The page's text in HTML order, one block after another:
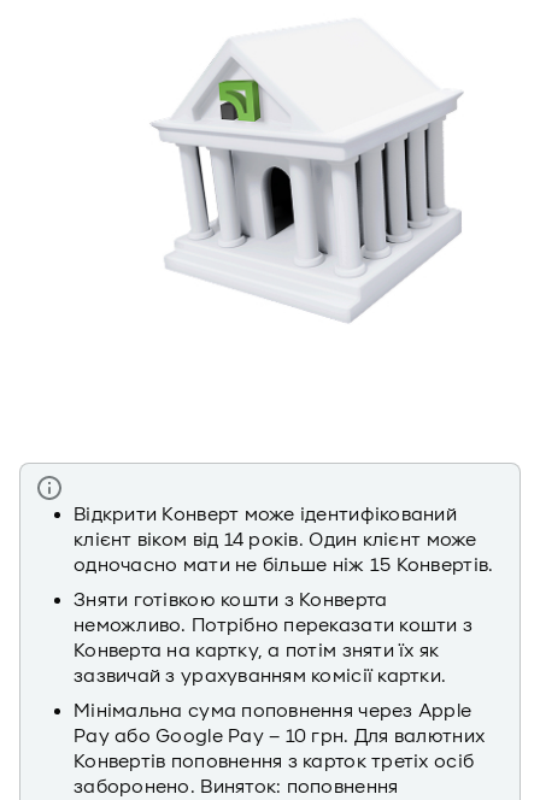
Відкрити Конверт може ідентифікований
клієнт віком від 14 років. Один клієнт може
одночасно мати не більше ніж 15 Конвертів.
Зняти готівкою кошти з Конверта
неможливо. Потрібно переказати кошти з
Конверта на картку, а потім зняти їх як
зазвичай з урахуванням комісії картки.
Мінімальна сума поповнення через Apple
Pay або Google Pay – 10 грн. Для валютних
Конвертів поповнення з карток третіх осіб
заборонено. Виняток: поповнення